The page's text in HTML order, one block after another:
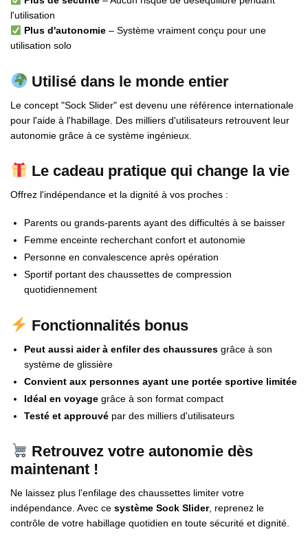
l'utilisation
Plus d'autonomie– Système vraiment conçu pour une
utilisation solo
Utilisé dans le monde entier
Le concept "Sock Slider" est devenu une référence internationale
pour l'aide à l'habillage. Des milliers d'utilisateurs retrouvent leur
autonomie grâce à ce système ingénieux.
Le cadeau pratique qui change la vie
Offrez l'indépendance et la dignité à vos proches :
Parents ou grands-parents ayant des difficultés à se baisser
Femme enceinte recherchant confort et autonomie
Personne en convalescence après opération
Sportif portant des chaussettes de compression
quotidiennement
Fonctionnalités bonus
Peut aussi aider à enfiler des chaussures grâce à son
système de glissière
Convient aux personnes ayant une portée sportive limitée
Idéal en voyage grâce à son format compact
Testé et approuvé par des milliers d'utilisateurs
Retrouvez votre autonomie dès
maintenant !
Ne laissez plus l'enfilage des chaussettes limiter votre
indépendance. Avec ce système Sock Slider, reprenez le
contrôle de votre habillage quotidien en toute sécurité et dignité.